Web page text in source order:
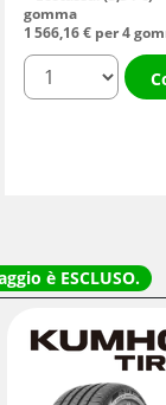
gomma
1 566,16€ per 4
quantità
è ESCLUSO.